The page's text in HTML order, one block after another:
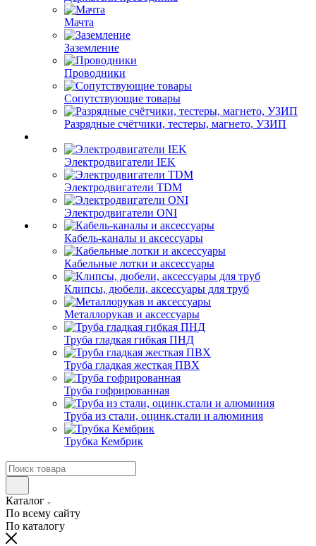
Мачта
Заземление
Проводники
Сопутствующие товары
Разрядные счётчики, тестеры, магнето, УЗИП
Электродвигатели IEK
Электродвигатели TDM
Электродвигатели ONI
Кабель-каналы и аксессуары
Кабельные лотки и аксессуары
Клипсы, дюбели, аксессуары для труб
Металлорукав и аксессуары
Труба гладкая гибкая ПНД
Труба гладкая жесткая ПВХ
Труба гофрированная
Труба из стали, оцинк.стали и алюминия
Трубка Кембрик
Каталог
По всему сайту
По каталогу